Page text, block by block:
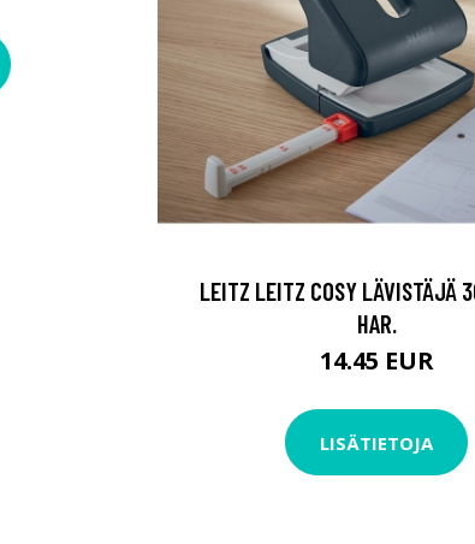
LEITZ LEITZ COSY LÄVISTÄJÄ
HAR.
14.45 EUR
LISÄTIETOJA